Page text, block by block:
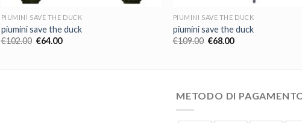
PIUMINI SAVE THE DUCK
piumini save the duck
€102.00 €64.00
PIUMINI SAVE THE DUCK
piumini save the duck
€109.00 €68.00
METODO DI